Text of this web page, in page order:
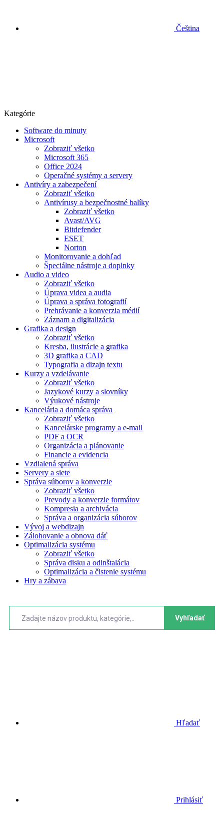
Čeština
Kategórie
Software do minuty
Microsoft
Zobraziť všetko
Microsoft 365
Office 2024
Operačné systémy a servery
Antivíry a zabezpečení
Zobraziť všetko
Antivírusy a bezpečnostné balíky
Zobraziť všetko
Avast/AVG
Bitdefender
ESET
Norton
Monitorovanie a dohľad
Špeciálne nástroje a doplnky
Audio a video
Zobraziť všetko
Úprava videa a audia
Úprava a správa fotografií
Prehrávanie a konverzia médií
Záznam a digitalizácia
Grafika a design
Zobraziť všetko
Kresba, ilustrácie a grafika
3D grafika a CAD
Typografia a dizajn textu
Kurzy a vzdelávanie
Zobraziť všetko
Jazykové kurzy a slovníky
Výukové nástroje
Kancelária a domáca správa
Zobraziť všetko
Kancelárske programy a e-mail
PDF a OCR
Organizácia a plánovanie
Financie a evidencia
Vzdialená správa
Servery a siete
Správa súborov a konverzie
Zobraziť všetko
Prevody a konverzie formátov
Kompresia a archivácia
Správa a organizácia súborov
Vývoj a webdizajn
Zálohovanie a obnova dáť
Optimalizácia systému
Zobraziť všetko
Správa disku a odinštalácia
Optimalizácia a čistenie systému
Hry a zábava
Vyhľadať
Hľadať
Prihlásiť